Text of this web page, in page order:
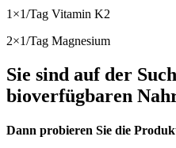
1×1/Tag Vitamin K2
2×1/Tag Magnesium
Sie sind auf der
bioverfügbaren
Dann probieren Sie die